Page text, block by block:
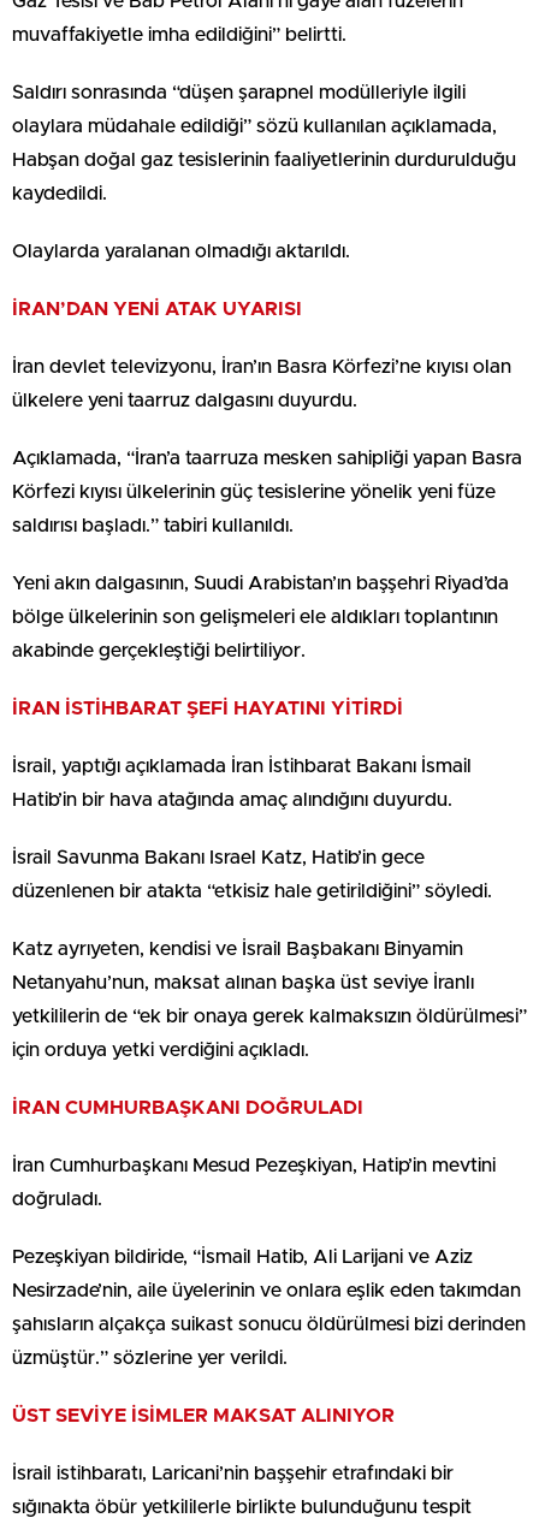
muvaffakiyetle imha edildiğini” belirtti.
Saldırı sonrasında “düşen şarapnel modülleriyle ilgili
olaylara müdahale edildiği” sözü kullanılan açıklamada,
Habşan doğal gaz tesislerinin faaliyetlerinin durdurulduğu
kaydedildi.
Olaylarda yaralanan olmadığı aktarıldı.
İRAN’DAN YENİ ATAK UYARISI
İran devlet televizyonu, İran’ın Basra Körfezi’ne kıyısı olan
ülkelere yeni taarruz dalgasını duyurdu.
Açıklamada, “İran’a taarruza mesken sahipliği yapan Basra
Körfezi kıyısı ülkelerinin güç tesislerine yönelik yeni füze
saldırısı başladı.” tabiri kullanıldı.
Yeni akın dalgasının, Suudi Arabistan’ın başşehri Riyad’da
bölge ülkelerinin son gelişmeleri ele aldıkları toplantının
akabinde gerçekleştiği belirtiliyor.
İRAN İSTİHBARAT ŞEFİ HAYATINI YİTİRDİ
İsrail, yaptığı açıklamada İran İstihbarat Bakanı İsmail
Hatib’in bir hava atağında amaç alındığını duyurdu.
İsrail Savunma Bakanı Israel Katz, Hatib’in gece
düzenlenen bir atakta “etkisiz hale getirildiğini” söyledi.
Katz ayrıyeten, kendisi ve İsrail Başbakanı Binyamin
Netanyahu’nun, maksat alınan başka üst seviye İranlı
yetkililerin de “ek bir onaya gerek kalmaksızın öldürülmesi”
için orduya yetki verdiğini açıkladı.
İRAN CUMHURBAŞKANI DOĞRULADI
İran Cumhurbaşkanı Mesud Pezeşkiyan, Hatip’in mevtini
doğruladı.
Pezeşkiyan bildiride, “İsmail Hatib, Ali Larijani ve Aziz
Nesirzade’nin, aile üyelerinin ve onlara eşlik eden takımdan
şahısların alçakça suikast sonucu öldürülmesi bizi derinden
üzmüştür.” sözlerine yer verildi.
ÜST SEVİYE İSİMLER MAKSAT ALINIYOR
İsrail istihbaratı, Laricani’nin başşehir etrafındaki bir
sığınakta öbür yetkililerle birlikte bulunduğunu tespit